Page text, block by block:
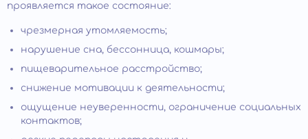
проявляется такое состояние:
чрезмерная утомляемость;
нарушение сна, бессонница, кошмары;
пищеварительное расстройство;
снижение мотивации к деятельности;
ощущение неуверенности, ограничение социальных
контактов;